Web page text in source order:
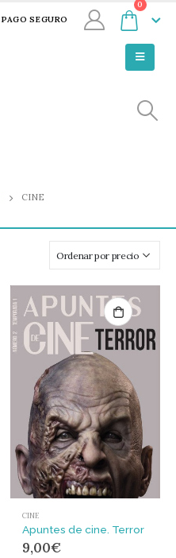
PAGO SEGURO
0
CINE
CINE
Apuntes de cine. Terror
9,00€